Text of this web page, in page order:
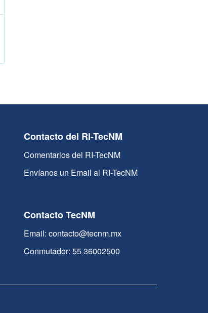
Contacto del RI-TecNM
Comentarios del RI-TecNM
Envíanos un Email al RI-TecNM
Contacto TecNM
Email: contacto@tecnm.mx
Conmutador: 55 36002500